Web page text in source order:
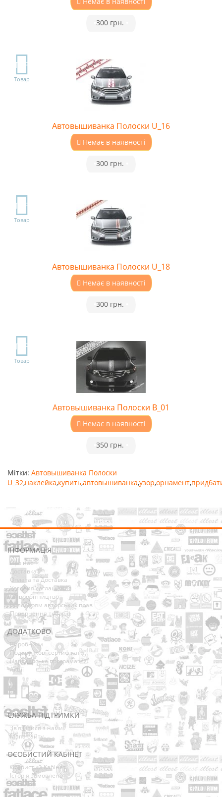
300 грн.
TOP
Товар
Автовышиванка Полоски U_16
Немає в наявності
300 грн.
TOP
Товар
Автовышиванка Полоски U_18
Немає в наявності
300 грн.
TOP
Товар
Автовышиванка Полоски B_01
Немає в наявності
350 грн.
Мітки: Автовышиванка Полоски
U_32,наклейка,купить,автовышиванка,узор,орнамент,
ІНФОРМАЦІЯ
Про нас
Доставка
Оплата та Доставка
Условия соглашения
Співробітництво
Володарям авторських прав
Повернення товарів
ДОДАТКОВО
Виробники
Подарункові сертифікати
Партнерська програма
Акції
СЛУЖБА ПІДТРИМКИ
Зв’язатися з нами
Мапа сайту
ОСОБИСТИЙ КАБІНЕТ
Особистий Кабінет
Історія замовлень
Розсилка